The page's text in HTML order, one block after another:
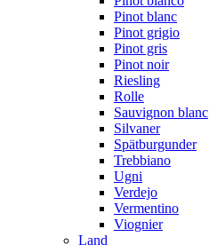
Pinot blanc
Pinot grigio
Pinot gris
Pinot noir
Riesling
Rolle
Sauvignon blanc
Silvaner
Spätburgunder
Trebbiano
Ugni
Verdejo
Vermentino
Viognier
Land